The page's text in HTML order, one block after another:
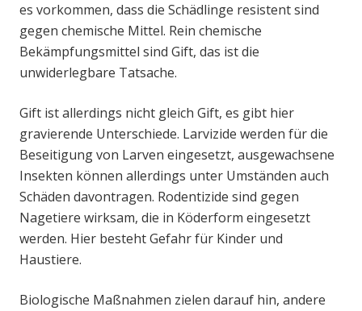
es vorkommen, dass die Schädlinge resistent sind
gegen chemische Mittel. Rein chemische
Bekämpfungsmittel sind Gift, das ist die
unwiderlegbare Tatsache.
Gift ist allerdings nicht gleich Gift, es gibt hier
gravierende Unterschiede. Larvizide werden für die
Beseitigung von Larven eingesetzt, ausgewachsene
Insekten können allerdings unter Umständen auch
Schäden davontragen. Rodentizide sind gegen
Nagetiere wirksam, die in Köderform eingesetzt
werden. Hier besteht Gefahr für Kinder und
Haustiere.
Biologische Maßnahmen zielen darauf hin, andere